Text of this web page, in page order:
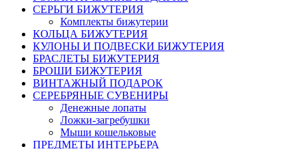
СЕРЬГИ БИЖУТЕРИЯ
Комплекты бижутерии
КОЛЬЦА БИЖУТЕРИЯ
КУЛОНЫ И ПОДВЕСКИ БИЖУТЕРИЯ
БРАСЛЕТЫ БИЖУТЕРИЯ
БРОШИ БИЖУТЕРИЯ
ВИНТАЖНЫЙ ПОДАРОК
СЕРЕБРЯНЫЕ СУВЕНИРЫ
Денежные лопаты
Ложки-загребушки
Мыши кошельковые
ПРЕДМЕТЫ ИНТЕРЬЕРА